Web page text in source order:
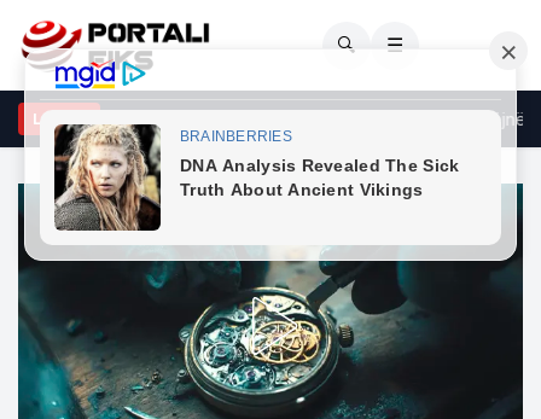
🔍 ☰
LAJME
paralajmëron: Injeksionet për humbje peshe mund ta bëjnë